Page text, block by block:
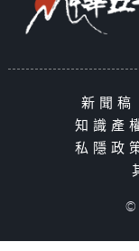
新聞稿
知識產
私隱政